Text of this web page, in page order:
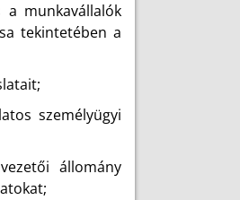
a munkavállalók
tekintetében a
személyügyi
állomány